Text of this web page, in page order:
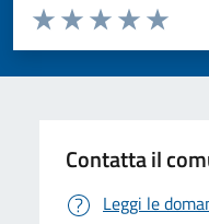
Valuta da 1 a 5 stelle la
Valuta
Valuta 4
Valuta 3 stelle
Valuta 2 stelle su 5
Valuta 1 stelle su 5
Contatta il
Leggi le